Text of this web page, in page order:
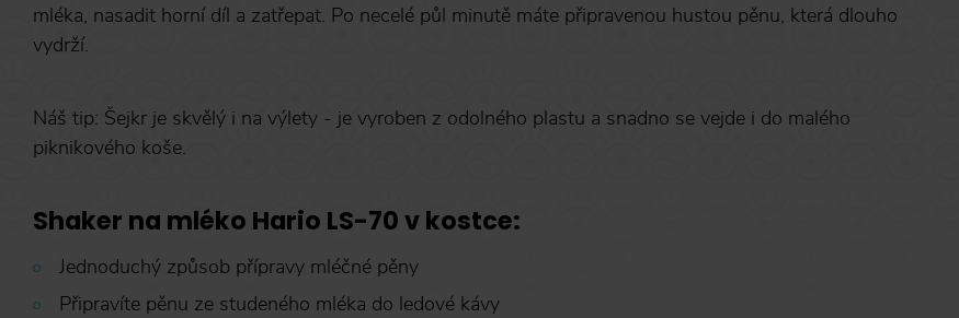
mléka, nasadit horní díl a zatřepat. Po necelé půl minutě máte připravenou hustou pěnu, která dlouho
vydrží.
Náš tip: Šejkr je skvělý i na výlety - je vyroben z odolného plastu a snadno se vejde i do malého
piknikového koše.
Shaker na mléko Hario LS-70 v kostce:
Jednoduchý způsob přípravy mléčné pěny
Připravíte pěnu ze studeného mléka do ledové kávy